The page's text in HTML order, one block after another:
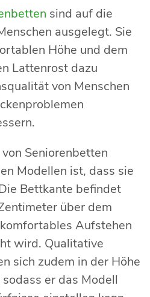
sind auf die
ausgelegt. Sie
Höhe und dem
Lattenrost dazu
von Menschen
Seniorenbetten
Modellen ist, dass sie
Bettkante befindet
über dem
Aufstehen
wird. Qualitative
sich zudem in der Höhe
er das Modell